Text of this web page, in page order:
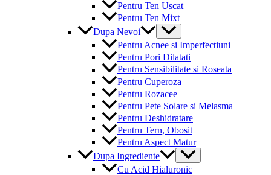
Pentru Ten Uscat
Pentru Ten Mixt
Dupa Nevoi
Menu
Toggle
Pentru Acnee si Imperfectiuni
Pentru Pori Dilatati
Pentru Sensibilitate si Roseata
Pentru Cuperoza
Pentru Rozacee
Pentru Pete Solare si Melasma
Pentru Deshidratare
Pentru Tern, Obosit
Pentru Aspect Matur
Dupa Ingrediente
Menu
Toggle
Cu Acid Hialuronic